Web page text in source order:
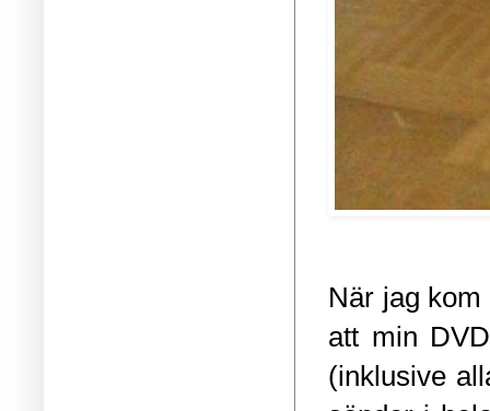
När jag
att min
(inklusive